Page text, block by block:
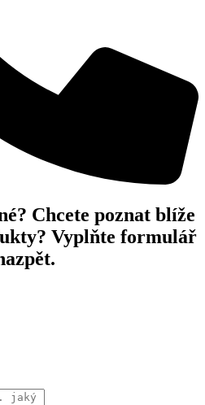
Chcete poznat blíže
Vyplňte formulář